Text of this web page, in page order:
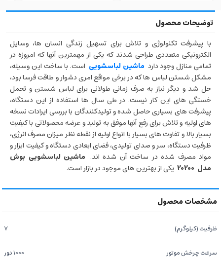
با پیشرفت تکنولوژی و تلاش برای تسهیل زندگی انسان ها، وسایل
الکترونیکی متعددی طراحی شدند که یکی از مهمترین آنها که امروزه در
تمامی منازل وجود دارد ماشین لباسشویی است. با ساخت این وسیله،
مشکل شستن لباس ها که در برخی مواقع امری دشوار و طاقت فرسا بود،
حل شد و دیگر نیاز به صرف زمانی طولانی برای لباس شستن و تحمل
خستگی های این کار نیست. در طی سال ها استفاده از این دستگاه،
پیشرفت های بسیاری حاصل شده و تولیدکنندگان با بررسی ایرادات نسخه
های اولیه و تلاش برای رفع آنها موفق به تولید و عرضه محصولاتی با کیفیت
بسیار بالا و تفاوت های بسیار با انواع اولیه از نقطه نظر میزان مصرف انرژی،
ظرفیت دستگاه، سر و صدای تولیدی، فضای ابعادی دستگاه و کیفیت ابزار و
مواد مصرف شده در ساخت آن شده اند. ماشین لباسشویی بوش
مدل 20200 یکی از بهترین های موجود در بازار است.
ظرفیت (کیلوگرم) 7
سرعت چرخش موتور 1000 دور